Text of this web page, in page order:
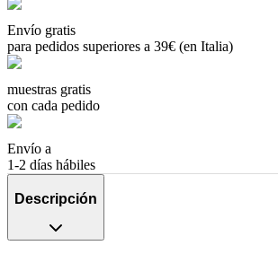
Envío gratis
para pedidos superiores a 39€ (en Italia)
muestras gratis
con cada pedido
Envío a
1-2 días hábiles
Descripción